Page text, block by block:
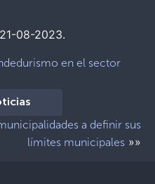
08-2023.
en el sector
a definir sus
límites municipales »»